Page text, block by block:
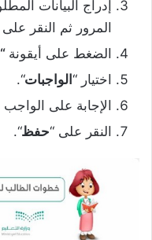
إدراج البيانات
المرور ثم النقر
الضغط على أيقونة
اختيار “الواجبات“.
الإجابة على
النقر على “حفظ“.